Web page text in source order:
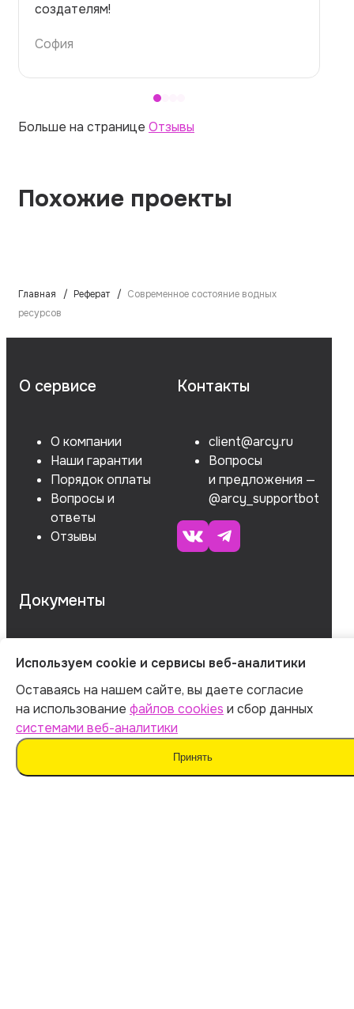
темой — идеально.
Алина
Больше на странице Отзывы
Похожие проекты
Главная Реферат
Современное состояние водных
ресурсов
О сервисе
О компании
Наши гарантии
Порядок оплаты
Вопросы и
ответы
Отзывы
Контакты
client@arcy.ru
Вопросы
и предложения —
@arcy_supportbot
Документы
ОГРНИП 312547621900150
ИНН 540535727161
Оферта
Политика обработки персональных данных
Согласие на обработку данных
Используем cookie и сервисы веб-аналитики
Оставаясь на нашем сайте, вы даете согласие
на использование файлов cookies и сбор данных
системами веб-аналитики
Принять